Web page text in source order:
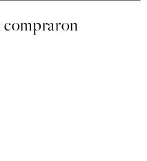
compraron